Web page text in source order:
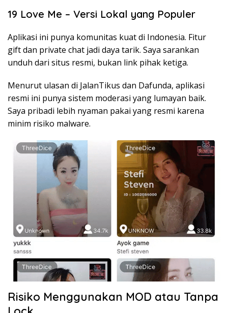
19 Love Me – Versi Lokal yang Populer
Aplikasi ini punya komunitas kuat di Indonesia. Fitur
gift dan private chat jadi daya tarik. Saya sarankan
unduh dari situs resmi, bukan link pihak ketiga.
Menurut ulasan di JalanTikus dan Dafunda, aplikasi
resmi ini punya sistem moderasi yang lumayan baik.
Saya pribadi lebih nyaman pakai yang resmi karena
minim risiko malware.
Risiko Menggunakan MOD atau Tanpa